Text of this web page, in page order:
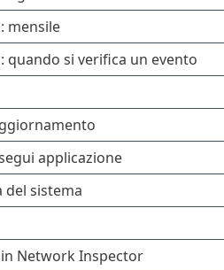
mensile
quando si verifica un evento
applicazione
sistema
Network Inspector